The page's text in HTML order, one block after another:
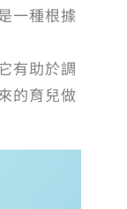
一種根據
有助於調
的育兒做